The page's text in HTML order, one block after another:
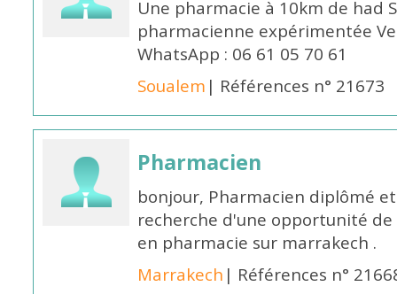
Une pharmacie à 10km de had
pharmacienne expérimentée
WhatsApp : 06 61 05 70 61
Soualem | Références n° 21673
Pharmacien
bonjour, Pharmacien diplômé
recherche d'une opportunité
en pharmacie sur marrakech .
Marrakech | Références n°